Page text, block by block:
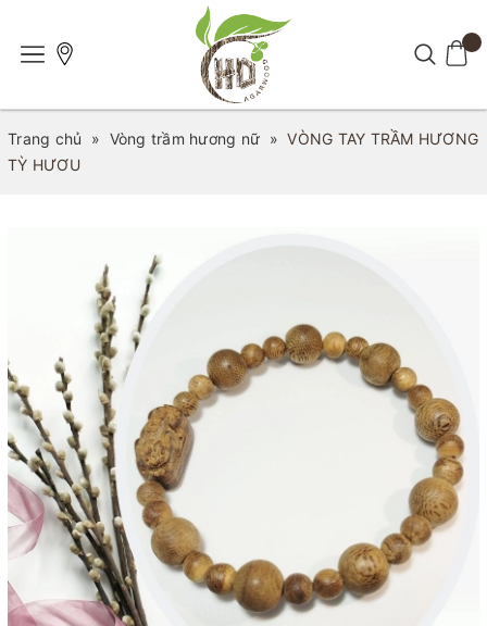
Trang chủ » Vòng trầm hương nữ » VÒNG TAY TRẦM HƯƠNG
TỲ HƯƠU